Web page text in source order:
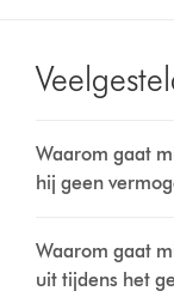
Waarom gaat
hij geen
Waarom gaat
uit tijdens het